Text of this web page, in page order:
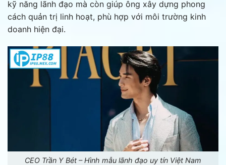
kỹ năng lãnh đạo mà còn giúp ông xây dựng phong
cách quản trị linh hoạt, phù hợp với môi trường kinh
doanh hiện đại.
CEO Trần Y Bét – Hình mẫu lãnh đạo uy tín Việt Nam